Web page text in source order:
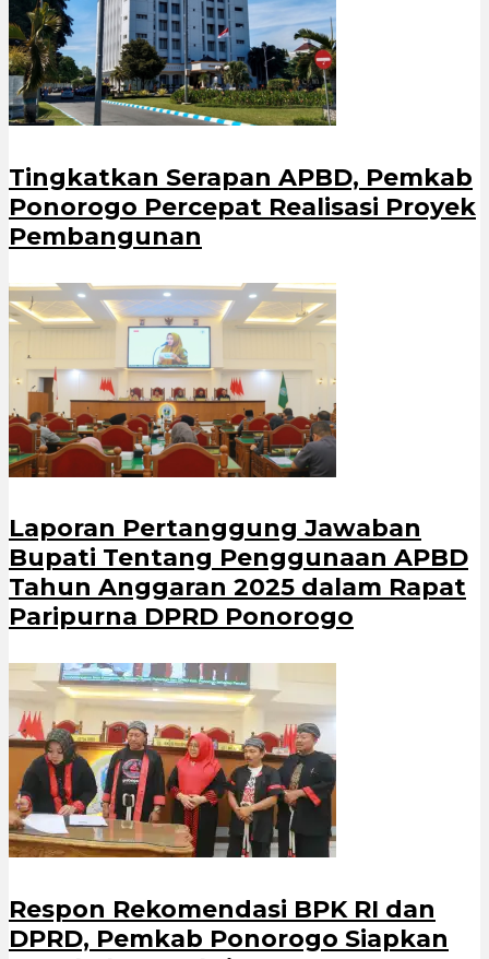
Tingkatkan Serapan APBD, Pemkab
Ponorogo Percepat Realisasi Proyek
Pembangunan
Laporan Pertanggung Jawaban
Bupati Tentang Penggunaan APBD
Tahun Anggaran 2025 dalam Rapat
Paripurna DPRD Ponorogo
Respon Rekomendasi BPK RI dan
DPRD, Pemkab Ponorogo Siapkan